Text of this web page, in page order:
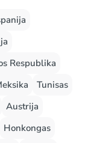
Respublika
Tunisas
Austrija
Honkongas